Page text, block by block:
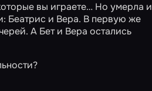
вы играете… Но умерла и
Беатрис и Вера. В первую же
А Бет и Вера остались